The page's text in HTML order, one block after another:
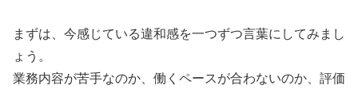
まずは、今感じている違和感を一つずつ言葉にしてみまし
ょう。
業務内容が苦手なのか、働くペースが合わないのか、評価